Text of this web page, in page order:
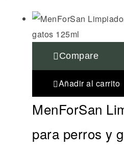
Compare
Añadir al carrito
MenForSan
para perros y